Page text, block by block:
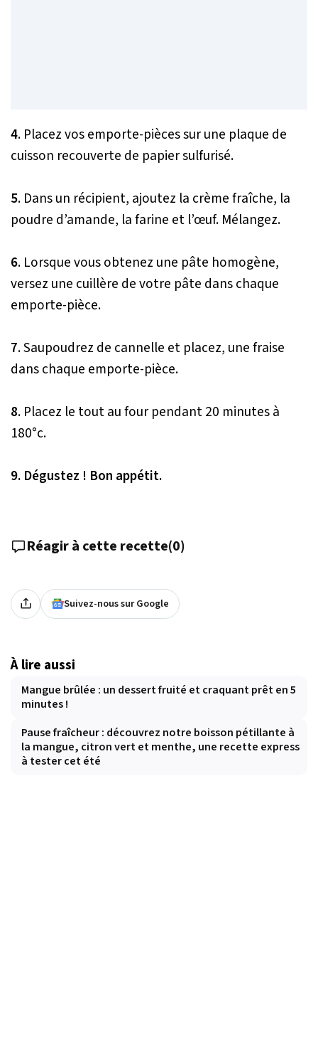
4. Placez vos emporte-pièces sur une plaque de
cuisson recouverte de papier sulfurisé.
5. Dans un récipient, ajoutez la crème fraîche, la
poudre d’amande, la farine et l’œuf. Mélangez.
6. Lorsque vous obtenez une pâte homogène,
versez une cuillère de votre pâte dans chaque
emporte-pièce.
7. Saupoudrez de cannelle et placez, une fraise
dans chaque emporte-pièce.
8. Placez le tout au four pendant 20 minutes à
180°c.
9. Dégustez ! Bon appétit.
Réagir à cette recette(0)
Suivez-nous sur Google
À lire aussi
Mangue brûlée : un dessert fruité et craquant prêt en 5
minutes !
Pause fraîcheur : découvrez notre boisson pétillante à
la mangue, citron vert et menthe, une recette express
à tester cet été